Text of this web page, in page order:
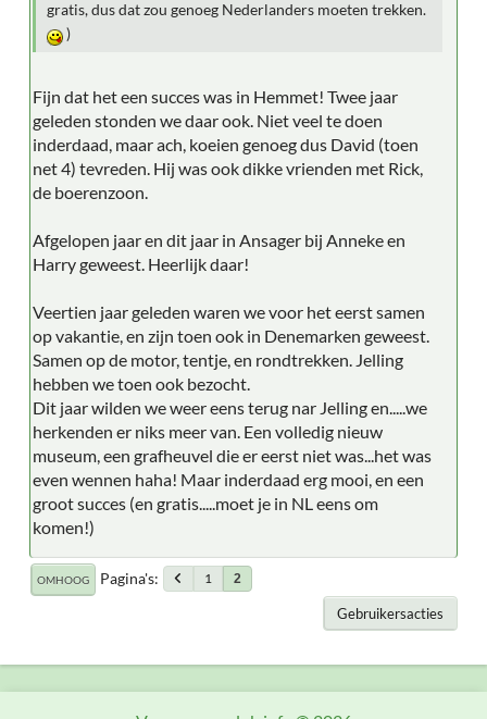
gratis, dus dat zou genoeg Nederlanders moeten trekken.
)
Fijn dat het een succes was in Hemmet! Twee jaar
geleden stonden we daar ook. Niet veel te doen
inderdaad, maar ach, koeien genoeg dus David (toen
net 4) tevreden. Hij was ook dikke vrienden met Rick,
de boerenzoon.
Afgelopen jaar en dit jaar in Ansager bij Anneke en
Harry geweest. Heerlijk daar!
Veertien jaar geleden waren we voor het eerst samen
op vakantie, en zijn toen ook in Denemarken geweest.
Samen op de motor, tentje, en rondtrekken. Jelling
hebben we toen ook bezocht.
Dit jaar wilden we weer eens terug nar Jelling en.....we
herkenden er niks meer van. Een volledig nieuw
museum, een grafheuvel die er eerst niet was...het was
even wennen haha! Maar inderdaad erg mooi, en een
groot succes (en gratis.....moet je in NL eens om
komen!)
OMHOOG Pagina's 1 2
Gebruikersacties